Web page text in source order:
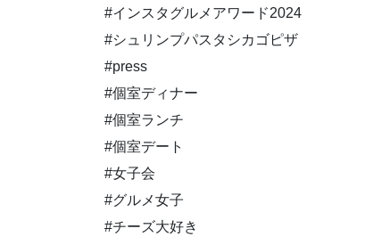
#インスタグルメアワード2024
#シュリンプパスタシカゴピザ
#press
#個室ディナー
#個室ランチ
#個室デート
#女子会
#グルメ女子
#チーズ大好き